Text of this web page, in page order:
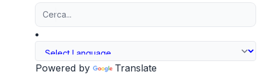
Powered by Translate